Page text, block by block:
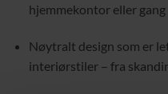
hjemmekontor eller gang
Nøytralt design som er
interiørstiler – fra